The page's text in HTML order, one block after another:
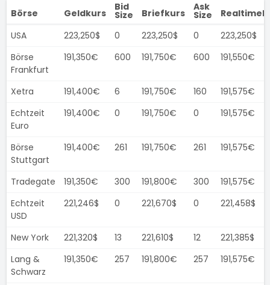
Börse Geldkurs
Bid
Size Briefkurs
Ask
Size
USA
223,250$ 0 223,250$ 0
223,250$
Börse
Frankfurt
191,350€ 600 191,750€ 600 191,550€
Xetra 191,400€ 6 191,750€ 160
191,575€
Echtzeit
Euro
191,400€ 0 191,750€ 0 191,575€
Börse
Stuttgart
191,400€ 261 191,750€ 261 191,575€
Tradegate 191,350€ 300 191,800€ 300
191,575€
Echtzeit
USD
221,246$ 0 221,670$ 0 221,458$
New York 221,320$ 13 221,610$ 12
221,385$
Lang &
Schwarz
191,350€ 257 191,800€ 257 191,575€